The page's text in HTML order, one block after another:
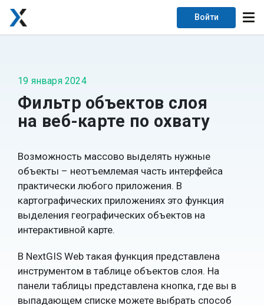
Войти
19 января 2024
Фильтр объектов слоя
на веб-карте по охвату
Возможность массово выделять нужные
объекты – неотъемлемая часть интерфейса
практически любого приложения. В
картографических приложениях это функция
выделения географических объектов на
интерактивной карте.
В NextGIS Web такая функция представлена
инструментом в таблице объектов слоя. На
панели таблицы представлена кнопка, где вы в
выпадающем списке можете выбрать способ